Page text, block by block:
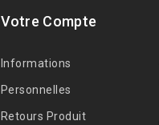
Votre Compte
Informations
Personnelles
Retours Produit